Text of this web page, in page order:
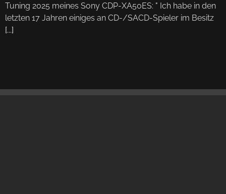
Tuning 2025 meines Sony CDP-XA50ES: " Ich habe in den
letzten 17 Jahren einiges an CD-/SACD-Spieler im Besitz
[...]